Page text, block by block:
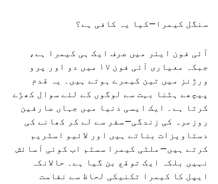
سنگل کیمرا—کیا یہ کافی ہے؟
آئی فون ایئر میں صرف ایک ہی کیمرا ہے،
جبکہ معیاری آئی فون ۱۷ میں دو اور پرو
ورژنز میں تین کیمرے ہوتے ہیں۔ یہ قدم
پیچھے ہٹنا بہت سے لوگوں کے لئے سوال کھڑے
کرتا ہے۔ ایک ایسی دنیا میں جہاں صارفین
روزمرہ کی زندگی—سفر سے لے کر کھانے کی
دستاویزات بناتے ہیں اور لائیو اسٹریم
کرتے ہیں—ملٹی کیمرا سسٹم اب کوئی آسائش
نہیں بلکہ ایک توقع بن گیا ہے۔ حالانکہ
ایپل کا کیمرا تکنیکی لحاظ سے نفاست